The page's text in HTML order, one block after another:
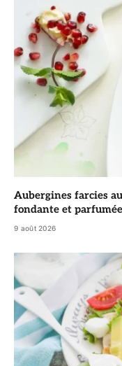
Aubergines farcies
fondante et parfumée
9 août 2026